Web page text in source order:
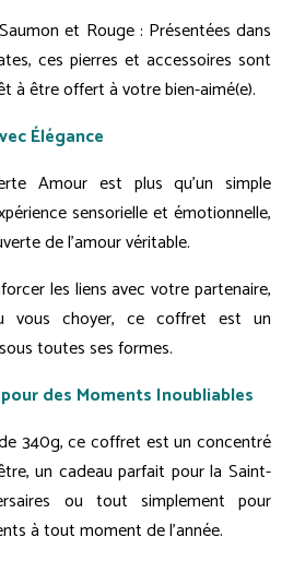
et Rouge : Présentées dans
ces pierres et accessoires sont
à être offert à votre bien-aimé(e).
Élégance
Amour est plus qu'un simple
sensorielle et émotionnelle,
de l'amour véritable.
les liens avec votre partenaire,
vous choyer, ce coffret est un
toutes ses formes.
des Moments Inoubliables
340g, ce coffret est un concentré
un cadeau parfait pour la Saint-
ou tout simplement pour
à tout moment de l'année.